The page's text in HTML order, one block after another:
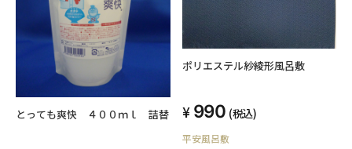
とっても爽快 ４００ｍｌ 詰替
ポリエステル紗綾形風呂敷
990 (税込)
平安風呂敷